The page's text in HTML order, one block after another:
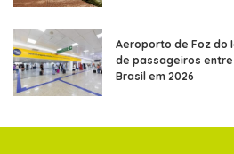
Aeroporto de Foz do
de passageiros
Brasil em 2026